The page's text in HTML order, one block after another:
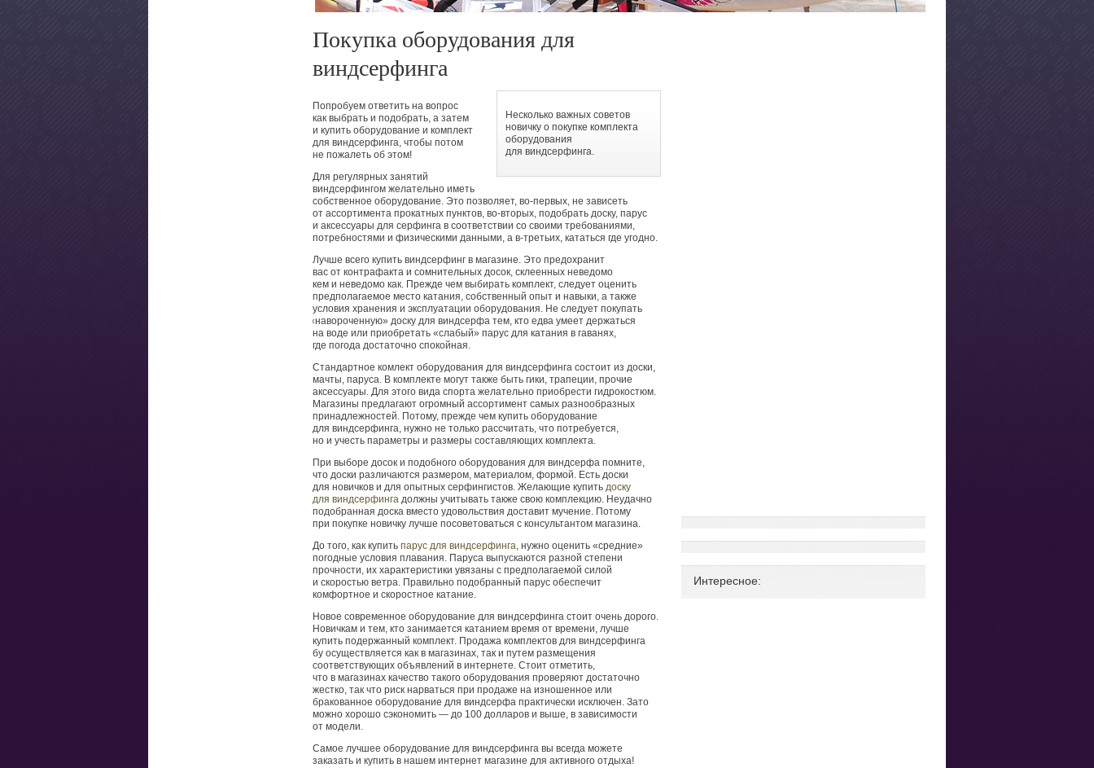
Покупка оборудования для
виндсерфинга
Несколько важных советов
новичку о покупке комплекта
оборудования
для виндсерфинга.
Попробуем ответить на вопрос
как выбрать и подобрать, а затем
и купить оборудование и комплект
для виндсерфинга, чтобы потом
не пожалеть об этом!
Для регулярных занятий
виндсерфингом желательно иметь
собственное оборудование. Это позволяет, во-первых, не зависеть
от ассортимента прокатных пунктов, во-вторых, подобрать доску, парус
и аксессуары для серфинга в соответствии со своими требованиями,
потребностями и физическими данными, а в-третьих, кататься где угодно.
Лучше всего купить виндсерфинг в магазине. Это предохранит
вас от контрафакта и сомнительных досок, склеенных неведомо
кем и неведомо как. Прежде чем выбирать комплект, следует оценить
предполагаемое место катания, собственный опыт и навыки, а также
условия хранения и эксплуатации оборудования. Не следует покупать
«навороченную» доску для виндсерфа тем, кто едва умеет держаться
на воде или приобретать «слабый» парус для катания в гаванях,
где погода достаточно спокойная.
Стандартное комлект оборудования для виндсерфинга состоит из доски,
мачты, паруса. В комплекте могут также быть гики, трапеции, прочие
аксессуары. Для этого вида спорта желательно приобрести гидрокостюм.
Магазины предлагают огромный ассортимент самых разнообразных
принадлежностей. Потому, прежде чем купить оборудование
для виндсерфинга, нужно не только рассчитать, что потребуется,
но и учесть параметры и размеры составляющих комплекта.
При выборе досок и подобного оборудования для виндсерфа помните,
что доски различаются размером, материалом, формой. Есть доски
для новичков и для опытных серфингистов. Желающие купить доску
для виндсерфинга должны учитывать также свою комплекцию. Неудачно
подобранная доска вместо удовольствия доставит мучение. Потому
при покупке новичку лучше посоветоваться с консультантом магазина.
До того, как купить парус для виндсерфинга, нужно оценить «средние»
погодные условия плавания. Паруса выпускаются разной степени
прочности, их характеристики увязаны с предполагаемой силой
и скоростью ветра. Правильно подобранный парус обеспечит
комфортное и скоростное катание.
Новое современное оборудование для виндсерфинга стоит очень дорого.
Новичкам и тем, кто занимается катанием время от времени, лучше
купить подержанный комплект. Продажа комплектов для виндсерфинга
бу осуществляется как в магазинах, так и путем размещения
соответствующих объявлений в интернете. Стоит отметить,
что в магазинах качество такого оборудования проверяют достаточно
жестко, так что риск нарваться при продаже на изношенное или
бракованное оборудование для виндсерфа практически исключен. Зато
можно хорошо сэкономить — до 100 долларов и выше, в зависимости
от модели.
Самое лучшее оборудование для виндсерфинга вы всегда можете
заказать и купить в нашем интернет магазине для активного отдыха!
Интересное: